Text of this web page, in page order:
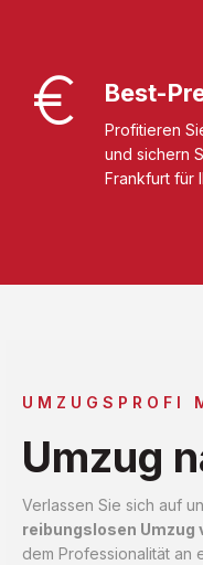
Best-
Profitieren
und sichern
Frankfurt für
UMZUGSPROFI
Umzug
Verlassen Sie sich auf
reibungslosen Umzug
dem Professionalität an